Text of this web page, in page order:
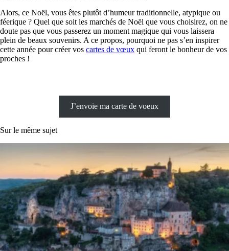
Alors, ce Noël, vous êtes plutôt d’humeur traditionnelle, atypique ou
féerique ? Quel que soit les marchés de Noël que vous choisirez, on ne
doute pas que vous passerez un moment magique qui vous laissera
plein de beaux souvenirs. A ce propos, pourquoi ne pas s’en inspirer
cette année pour créer vos cartes de vœux qui feront le bonheur de vos
proches !
J’envoie ma carte de voeux
Sur le même sujet